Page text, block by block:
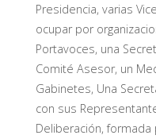
Presidencia, varias
ocupar por
Portavoces, una
Comité Asesor, un
Gabinetes, Una
con sus
Deliberación,